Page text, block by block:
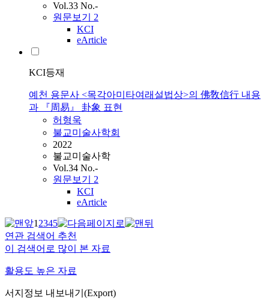
Vol.33 No.-
원문보기 2
KCI
eArticle
KCI등재
예천 용문사 <목각아미타여래설법상>의 佛敎信行 내용
과 『周易』 卦象 표현
허형욱
불교미술사학회
2022
불교미술사학
Vol.34 No.-
원문보기 2
KCI
eArticle
12345
연관 검색어 추천
이 검색어로 많이 본 자료
활용도 높은 자료
서지정보 내보내기(Export)